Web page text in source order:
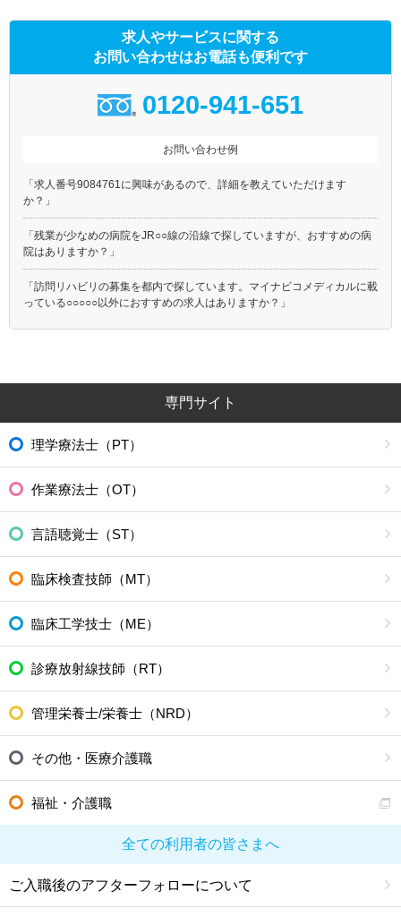
求人やサービスに関する
お問い合わせはお電話も便利です
0120-941-651
お問い合わせ例
「求人番号9084761に興味があるので、詳細を教えていただけます
か？」
「残業が少なめの病院をJR○○線の沿線で探していますが、おすすめの病
院はありますか？」
「訪問リハビリの募集を都内で探しています。マイナビコメディカルに載
っている○○○○○以外におすすめの求人はありますか？」
専門サイト
理学療法士（PT）
作業療法士（OT）
言語聴覚士（ST）
臨床検査技師（MT）
臨床工学技士（ME）
診療放射線技師（RT）
管理栄養士/栄養士（NRD）
その他・医療介護職
福祉・介護職
全ての利用者の皆さまへ
ご入職後のアフターフォローについて